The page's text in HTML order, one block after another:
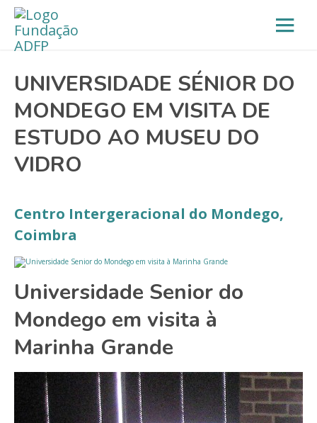
UNIVERSIDADE SÉNIOR DO
MONDEGO EM VISITA DE
ESTUDO AO MUSEU DO
VIDRO
Centro Intergeracional do Mondego,
Coimbra
Universidade Senior do
Mondego em visita à
Marinha Grande